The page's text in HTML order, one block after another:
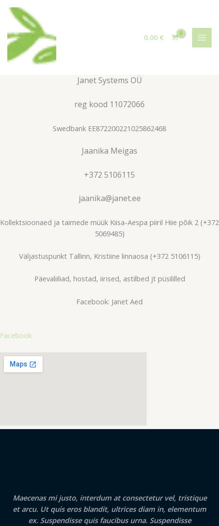
Skip
content
0.00 €
Janet Systems OÜ
reg kood 11072066
Swedbank EE872200221025862468
Jaanika Meigas
+372 5106115
jaanika@janet.ee
Kollektsioonaed ja taimede müük Kiisa-Aespa piiril Hiie põik 2 (+372
5069485)
Väljastuspunkt Tallinn, Kristiine linnaosa (+372 5106115)
Päevaliiliad, hostad, iirised, astilbed jt püsililled
Facebook: Janet Aed
Facebook
Maecenas mi justo, interdum at consectetur vel, tristique
et arcu. Ut quis eros blandit, ultrices diam in, elementum
ex. Suspendisse quis faucibus urna. Suspendisse